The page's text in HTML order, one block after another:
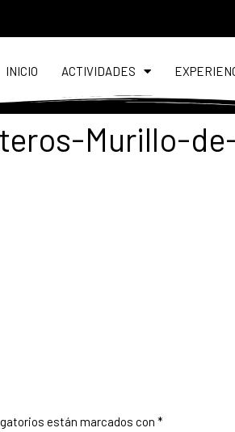
INICIO ACTIVIDADES
Murillo-
están marcados con *